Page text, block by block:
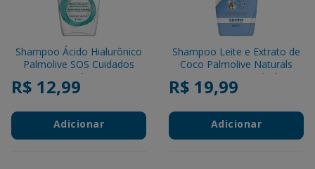
Shampoo Ácido Hialurônico
Palmolive SOS Cuidados
Especiais Hydrate Frasco
350ml
R$ 12,99
Adicionar
Shampoo Leite e Extrato de
Coco Palmolive Naturals
Nutrição Extraordinária
Frasco 650ml Embalagem
R$ 19,99
Adicionar